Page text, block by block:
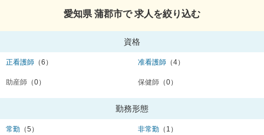
愛知県 蒲郡市で 求人を絞り込む
資格
正看護師 （6） 准看護師 （4）
助産師 （0） 保健師 （0）
勤務形態
常勤 （5） 非常勤 （1）